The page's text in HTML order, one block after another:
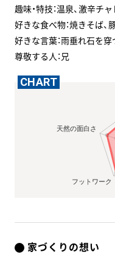
趣味・特技：温泉、激辛チ
好きな食べ物：焼きそば、
好きな言葉：雨垂れ石を穿
尊敬する人：兄
CHART
家づくりの想い